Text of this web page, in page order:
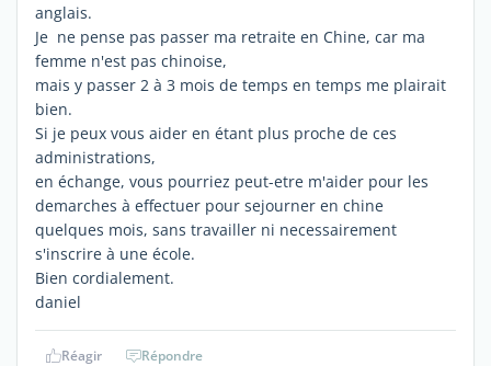
anglais.
Je ne pense pas passer ma retraite en Chine, car ma
femme n'est pas chinoise,
mais y passer 2 à 3 mois de temps en temps me plairait
bien.
Si je peux vous aider en étant plus proche de ces
administrations,
en échange, vous pourriez peut-etre m'aider pour les
demarches à effectuer pour sejourner en chine
quelques mois, sans travailler ni necessairement
s'inscrire à une école.
Bien cordialement.
daniel
Réagir Répondre